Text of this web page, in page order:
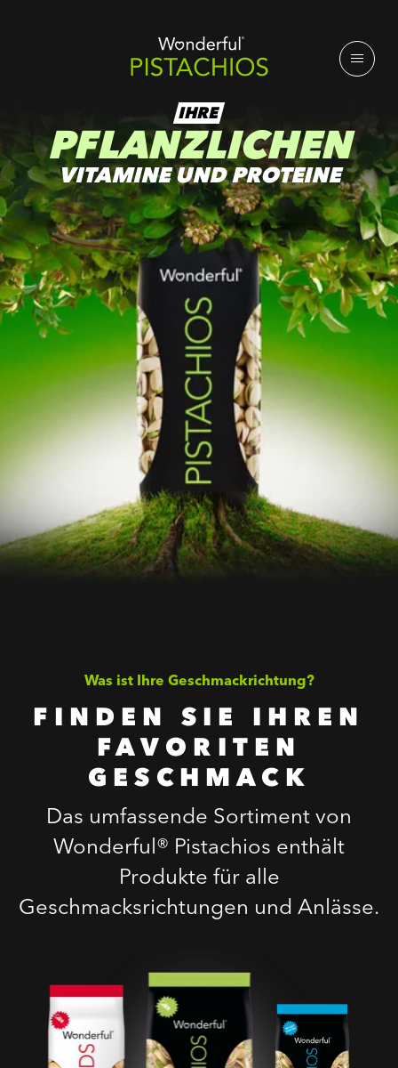
IHRE
PFLANZLICHEN
VITAMINE UND PROTEINE
Was ist Ihre Geschmackrichtung?
FINDEN SIE IHREN
FAVORITEN
GESCHMACK
Das umfassende Sortiment von
Wonderful® Pistachios enthält
Produkte für alle
Geschmacksrichtungen und Anlässe.
Geröstete Gesalzene
Pistazien